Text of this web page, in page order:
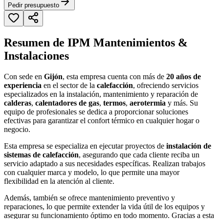
Pedir presupuesto
Resumen de IPM Mantenimientos &
Instalaciones
Con sede en Gijón, esta empresa cuenta con más de 20 años de
experiencia en el sector de la calefacción, ofreciendo servicios
especializados en la instalación, mantenimiento y reparación de
calderas, calentadores de gas, termos, aerotermia y más. Su
equipo de profesionales se dedica a proporcionar soluciones
efectivas para garantizar el confort térmico en cualquier hogar o
negocio.
Esta empresa se especializa en ejecutar proyectos de instalación de
sistemas de calefacción, asegurando que cada cliente reciba un
servicio adaptado a sus necesidades específicas. Realizan trabajos
con cualquier marca y modelo, lo que permite una mayor
flexibilidad en la atención al cliente.
Además, también se ofrece mantenimiento preventivo y
reparaciones, lo que permite extender la vida útil de los equipos y
asegurar su funcionamiento óptimo en todo momento. Gracias a esta